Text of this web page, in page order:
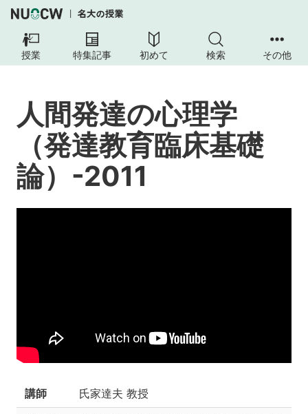
授業 特集記事 初めて 検索 その他
発
（発
授
人間発達の心理学
（発達教育臨床基礎
論）-2011
講師 氏家達夫 教授